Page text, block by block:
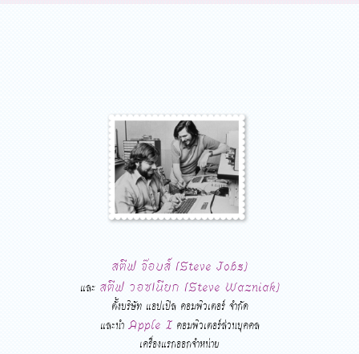
สตีฟ จ๊อบส์ (Steve Jobs)
และ สตีฟ วอซเนียก (Steve Wazniak)
ตั้งบริษัท แอปเปิล คอมพิวเตอร์ จำกัด
และนำ Apple Iคอมพิวเตอร์ส่วนบุคคล
เครื่องแรกออกจำหน่าย